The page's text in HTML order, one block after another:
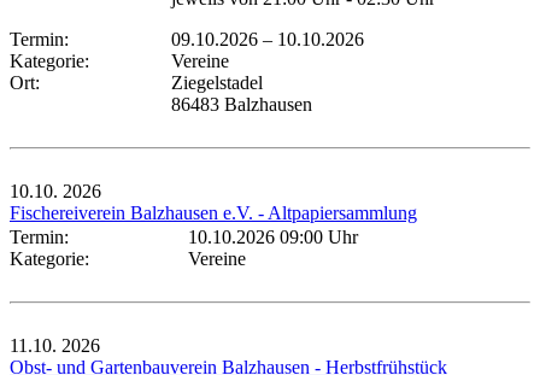
Termin:
09.10.2026 – 10.10.2026
Kategorie:
Vereine
Ort:
Ziegelstadel
86483 Balzhausen
10.10. 2026
Fischereiverein Balzhausen e.V. - Altpapiersammlung
Termin:
10.10.2026 09:00 Uhr
Kategorie:
Vereine
11.10. 2026
Obst- und Gartenbauverein Balzhausen - Herbstfrühstück